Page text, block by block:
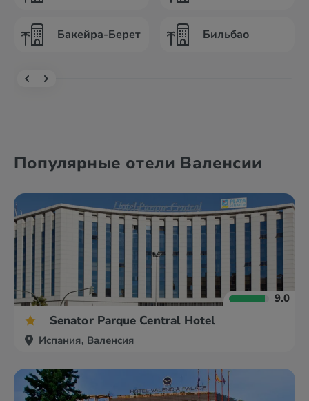
Бакейра-Берет Бильбао
Популярные отели Валенсии
9.0
Senator Parque Central Hotel
Испания, Валенсия